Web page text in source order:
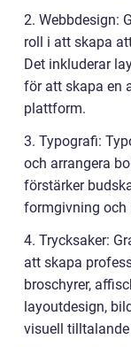
2. Webbdesign:
roll i att skapa
Det inkluderar
för att skapa en
plattform.
3. Typografi:
och arrangera
förstärker
formgivning och
4. Trycksaker:
att skapa
broschyrer,
layoutdesign,
visuell